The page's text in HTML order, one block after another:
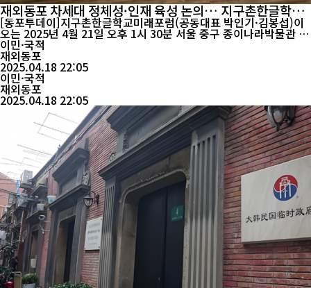
재외동포 차세대 정체성·인재 육성 논의… 지구촌한글학교
미래포럼 21일 개최
[동포투데이]지구촌한글학교미래포럼(공동대표 박인기·김봉섭)이
오는 2025년 4월 21일 오후 1시 30분 서울 중구 종이나라박물관 2
층 강의실에서 제8회 발표회를 연다. 이번 행사에서는 해외 동포 차
세대의 정체성 함양과 글로벌 인재 육성 방안을 중심으로 논의가 진
행될 예정이다. ...
이민·국적
재외동포
2025.04.18 22:05
이민·국적
재외동포
2025.04.18 22:05